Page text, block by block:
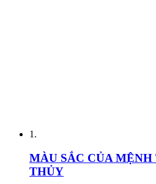
1.
MÀU SẮC CỦA
THỦY